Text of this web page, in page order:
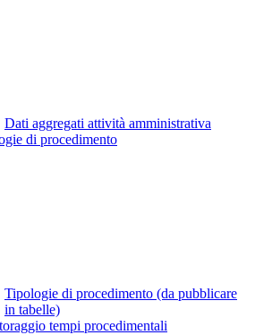
Dati aggregati attività amministrativa
di procedimento
Tipologie di procedimento (da pubblicare
in tabelle)
tempi procedimentali